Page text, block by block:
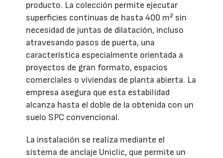
producto. La colección permite ejecutar
superficies continuas de hasta 400 m² sin
necesidad de juntas de dilatación, incluso
atravesando pasos de puerta, una
característica especialmente orientada a
proyectos de gran formato, espacios
comerciales o viviendas de planta abierta. La
empresa asegura que esta estabilidad
alcanza hasta el doble de la obtenida con un
suelo SPC convencional.
La instalación se realiza mediante el
sistema de anclaje Uniclic, que permite un